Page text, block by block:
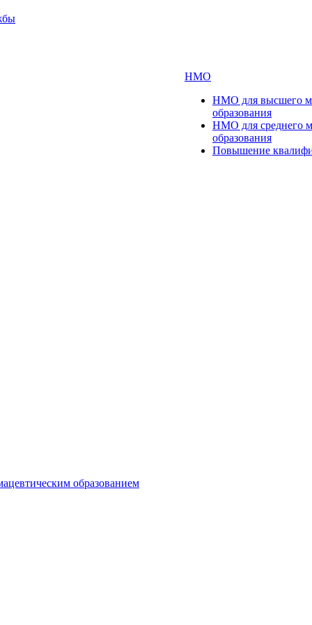
образованием
НМО
НМО для высшего
образования
НМО для среднего
образования
Повышение